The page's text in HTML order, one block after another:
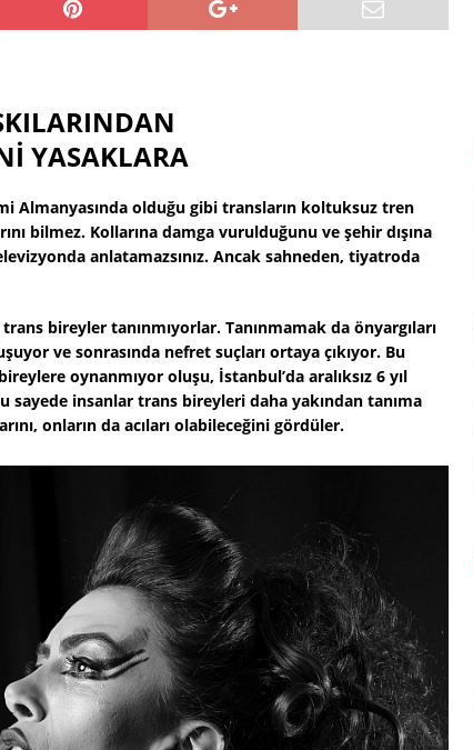
YASAKLARA
Almanyasında olduğu gibi transların koltuksuz tren
bilmez. Kollarına damga vurulduğunu ve şehir dışına
anlatamazsınız. Ancak sahneden, tiyatroda
bireyler tanınmıyorlar. Tanınmamak da önyargıları
ve sonrasında nefret suçları ortaya çıkıyor. Bu
oynanmıyor oluşu, İstanbul’da aralıksız 6 yıl
sayede insanlar trans bireyleri daha yakından tanıma
onların da acıları olabileceğini gördüler.